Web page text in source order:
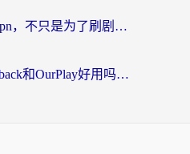
从匈牙利回国内的vpn，不只是为了刷剧那么简单
海外党必看：Quickback和OurPlay好用吗？3分钟选对回国加速器，无缝刷剧玩游戏